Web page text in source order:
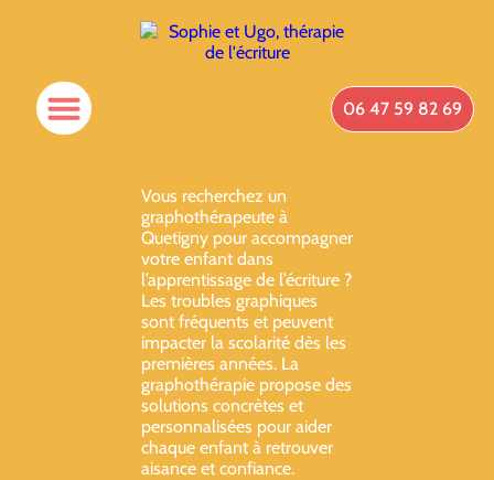
06 47 59 82 69
Vous recherchez un
graphothérapeute à
Quetigny pour accompagner
votre enfant dans
l’apprentissage de l’écriture ?
Les troubles graphiques
sont fréquents et peuvent
impacter la scolarité dès les
premières années. La
graphothérapie propose des
solutions concrètes et
personnalisées pour aider
chaque enfant à retrouver
aisance et confiance.